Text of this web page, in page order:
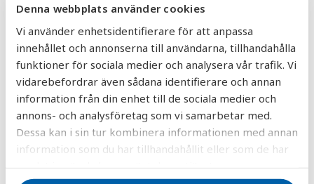
Denna webbplats använder cookies
Vi använder enhetsidentifierare för att anpassa
innehållet och annonserna till användarna, tillhandahålla
funktioner för sociala medier och analysera vår trafik. Vi
vidarebefordrar även sådana identifierare och annan
information från din enhet till de sociala medier och
annons- och analysföretag som vi samarbetar med.
Dessa kan i sin tur kombinera informationen med annan
information som du har tillhandahållit eller som de har
Ragunda kommun
Region Gotland
Robertsfors kommun
Ronneby kommun
Rättviks kommun
Sala kommun
Salems kommun